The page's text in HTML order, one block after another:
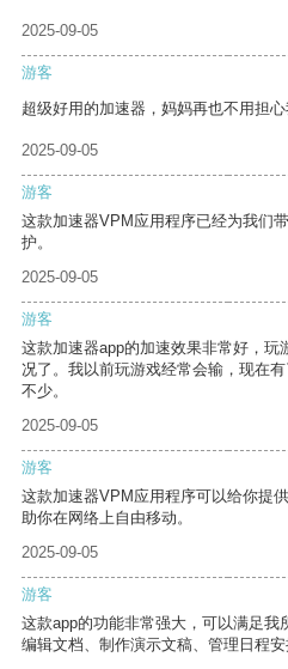
2025-09-05
游客
超级好用的加速器，妈妈再也不用担心
2025-09-05
游客
这款加速器VPM应用程序已经为我们
护。
2025-09-05
游客
这款加速器app的加速效果非常好，
况了。我以前玩游戏经常会输，现在
不少。
2025-09-05
游客
这款加速器VPM应用程序可以给你提
助你在网络上自由移动。
2025-09-05
游客
这款app的功能非常强大，可以满足
编辑文档、制作演示文稿、管理日程安